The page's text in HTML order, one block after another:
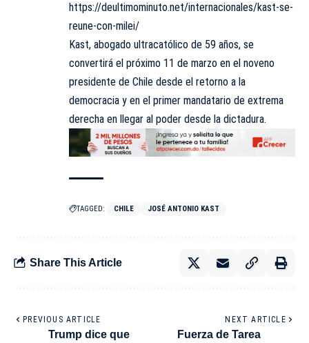
https://deultimominuto.net/internacionales/kast-se-
reune-con-milei/
Kast, abogado ultracatólico de 59 años, se
convertirá el próximo 11 de marzo en el noveno
presidente de Chile desde el retorno a la
democracia y en el primer mandatario de extrema
derecha en llegar al poder desde la dictadura.
TAGGED: CHILE JOSÉ ANTONIO KAST
Share This Article
PREVIOUS ARTICLE
Trump dice que
NEXT ARTICLE
Fuerza de Tarea